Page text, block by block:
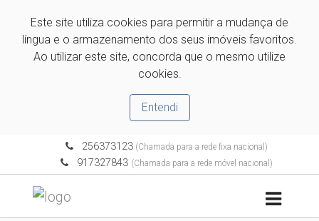
Este site utiliza cookies para permitir a mudança de
língua e o armazenamento dos seus imóveis favoritos.
Ao utilizar este site, concorda que o mesmo utilize
cookies.
Entendi
256373123(Chamada para a rede fixa nacional)
917327843 (Chamada para a rede móvel nacional)